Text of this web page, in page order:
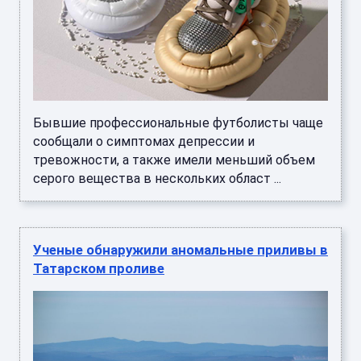
Бывшие профессиональные футболисты чаще
сообщали о симптомах депрессии и
тревожности, а также имели меньший объем
серого вещества в нескольких област ...
Ученые обнаружили аномальные приливы в
Татарском проливе